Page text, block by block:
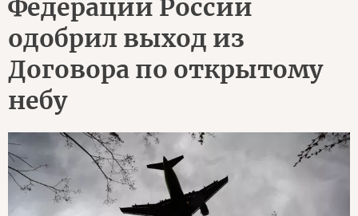
Федерации России
одобрил выход из
Договора по открытому
небу